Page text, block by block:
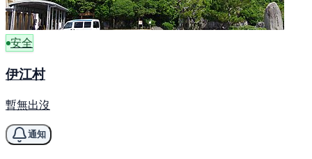
安全
伊江村
暫無出沒
通知